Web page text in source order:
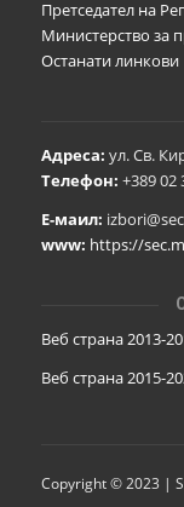
Претседател на
Министерство за
Останати линкови
Адреса: ул. Св.
Телефон: +389 02
Е-маил:
www: https://
Веб страна 2013-
Веб страна 2015-
Copyright © 2023 |